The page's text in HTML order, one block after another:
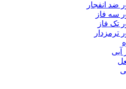
ضد انفجار
سه فاز
تک فاز
ترمزدار
آبی